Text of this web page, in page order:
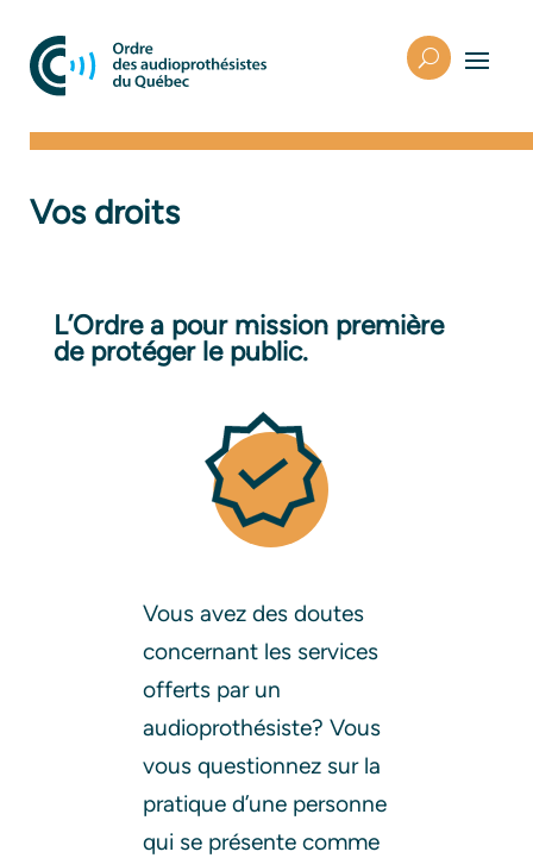
Vos droits
L’Ordre a pour mission première
de protéger le public.
Vous avez des doutes
concernant les services
offerts par un
audioprothésiste? Vous
vous questionnez sur la
pratique d’une personne
qui se présente comme